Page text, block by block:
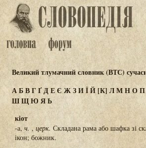
Великий тлумачний словник (ВТС)
АБВГҐДЕЄ ЖЗИЇЙ [К] ЛМНОП
ШЩЮЯЬ
кіот
-а, ч. , церк.Складана рама або шафка зі
ікон; божник.